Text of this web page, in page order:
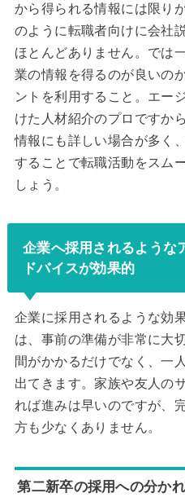
から得られる情報には限り
のように転職者向けに会社
ほとんどありません。では
業の情報を得るのが良いの
ントを利用すること。エー
けた人材紹介のプロですか
情報にも詳しい場合が多く
することで転職活動をスム
しょう。
企業へ採用されるような
ドバイスが効果的
企業に採用されるような効
は、事前の準備が非常に大
間がかかるだけでなく、一
出てきます。家族や友人の
れば進みは早いのですが、
方も少なくありません。
第二新卒の採用への分か